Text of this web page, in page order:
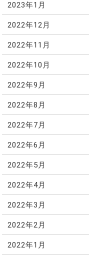
2023年1月
2022年12月
2022年11月
2022年10月
2022年9月
2022年8月
2022年7月
2022年6月
2022年5月
2022年4月
2022年3月
2022年2月
2022年1月